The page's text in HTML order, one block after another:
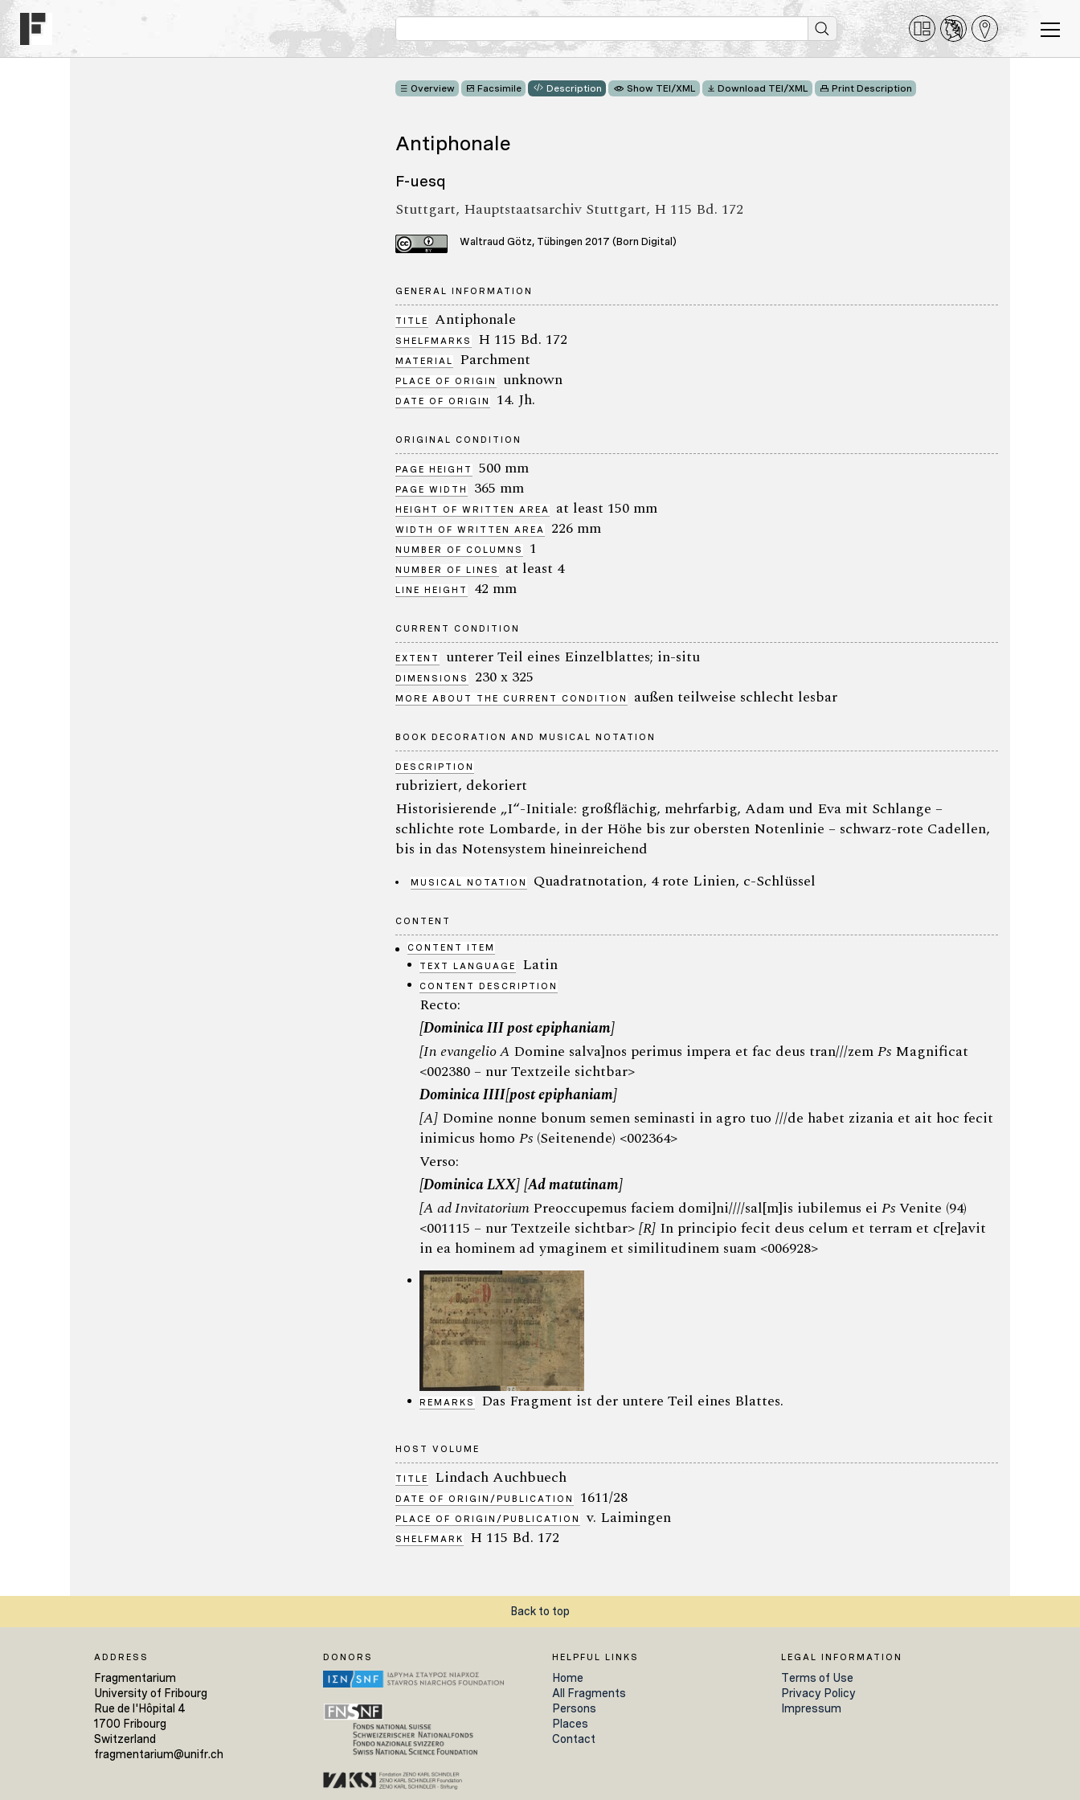
Overview Facsimile Description Show TEI/XML Download TEI/XML Print Description
Antiphonale
F-uesq
Stuttgart, Hauptstaatsarchiv Stuttgart, H 115 Bd. 172
Waltraud Götz, Tübingen 2017 (Born Digital)
GENERAL INFORMATION
TITLE Antiphonale
SHELFMARKS H 115 Bd. 172
MATERIAL Parchment
PLACE OF ORIGIN unknown
DATE OF ORIGIN 14. Jh.
ORIGINAL CONDITION
PAGE HEIGHT 500 mm
PAGE WIDTH 365 mm
HEIGHT OF WRITTEN AREA at least 150 mm
WIDTH OF WRITTEN AREA 226 mm
NUMBER OF COLUMNS 1
NUMBER OF LINES at least 4
LINE HEIGHT 42 mm
CURRENT CONDITION
EXTENT unterer Teil eines Einzelblattes; in-situ
DIMENSIONS 230 x 325
MORE ABOUT THE CURRENT CONDITION außen teilweise schlecht lesbar
BOOK DECORATION AND MUSICAL NOTATION
DESCRIPTION
rubriziert, dekoriert
Historisierende „I“-Initiale: großflächig, mehrfarbig, Adam und Eva mit Schlange –
schlichte rote Lombarde, in der Höhe bis zur obersten Notenlinie – schwarz-rote Cadellen,
bis in das Notensystem hineinreichend
MUSICAL NOTATION Quadratnotation, 4 rote Linien, c-Schlüssel
CONTENT
CONTENT ITEM
TEXT LANGUAGE
Latin
CONTENT DESCRIPTION
Recto:
[Dominica III post epiphaniam]
[In evangelio A Domine salva]nos perimus impera et fac deus tran///zemPs Magnificat
<002380 – nur Textzeile sichtbar>
Dominica IIII[post epiphaniam]
[A] Domine nonne bonum semen seminasti in agro tuo ///de habet zizania et ait hoc fecit
inimicus homo Ps (Seitenende) <002364>
Verso:
[Dominica LXX][Ad matutinam]
[A ad InvitatoriumPreoccupemus faciem domi]ni////sal[m]is iubilemus ei PsVenite (94)
<001115 – nur Textzeile sichtbar>[R] In principio fecit deus celum et terram et c[re]avit
in ea hominem ad ymaginem et similitudinem suam <006928>
REMARKS Das Fragment ist der untere Teil eines Blattes.
HOST VOLUME
TITLE Lindach Auchbuech
DATE OF ORIGIN/PUBLICATION 1611/28
PLACE OF ORIGIN/PUBLICATION v. Laimingen
SHELFMARK H 115 Bd. 172
Back to top
ADDRESS
Fragmentarium
University of Fribourg
Rue de l'Hôpital 4
1700 Fribourg
Switzerland
fragmentarium@unifr.ch
DONORS HELPFUL LINKS
Home
All Fragments
Persons
Places
Contact
LEGAL INFORMATION
Terms of Use
Privacy Policy
Impressum